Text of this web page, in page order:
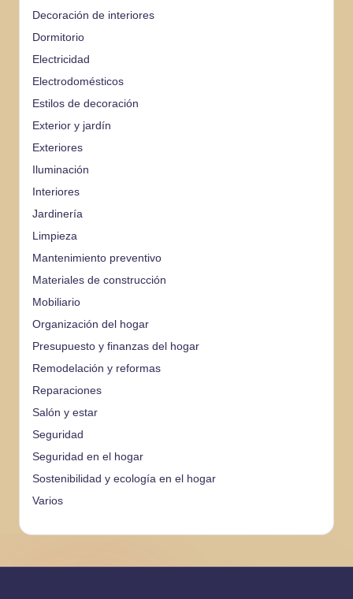
Decoración de interiores
Dormitorio
Electricidad
Electrodomésticos
Estilos de decoración
Exterior y jardín
Exteriores
Iluminación
Interiores
Jardinería
Limpieza
Mantenimiento preventivo
Materiales de construcción
Mobiliario
Organización del hogar
Presupuesto y finanzas del hogar
Remodelación y reformas
Reparaciones
Salón y estar
Seguridad
Seguridad en el hogar
Sostenibilidad y ecología en el hogar
Varios